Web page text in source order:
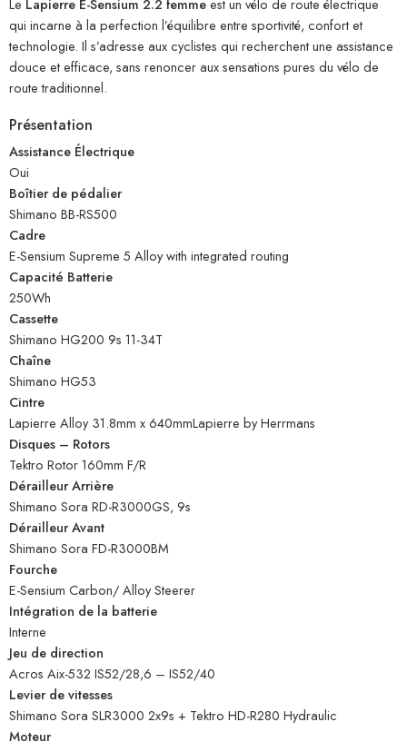
Le Lapierre E-Sensium 2.2 femmeest un vélo de route électrique
qui incarne à la perfection l’équilibre entre sportivité, confort et
technologie. Il s’adresse aux cyclistes qui recherchent une assistance
douce et efficace, sans renoncer aux sensations pures du vélo de
route traditionnel.
Présentation
Assistance Électrique
Oui
Boîtier de pédalier
Shimano BB-RS500
Cadre
E-Sensium Supreme 5 Alloy with integrated routing
Capacité Batterie
250Wh
Cassette
Shimano HG200 9s 11-34T
Chaîne
Shimano HG53
Cintre
Lapierre Alloy 31.8mm x 640mmLapierre by Herrmans
Disques – Rotors
Tektro Rotor 160mm F/R
Dérailleur Arrière
Shimano Sora RD-R3000GS, 9s
Dérailleur Avant
Shimano Sora FD-R3000BM
Fourche
E-Sensium Carbon/ Alloy Steerer
Intégration de la batterie
Interne
Jeu de direction
Acros Aix-532 IS52/28,6 – IS52/40
Levier de vitesses
Shimano Sora SLR3000 2x9s + Tektro HD-R280 Hydraulic
Moteur